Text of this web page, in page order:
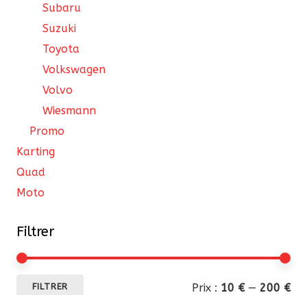
Subaru
Suzuki
Toyota
Volkswagen
Volvo
Wiesmann
Promo
Karting
Quad
Moto
Filtrer
FILTRER Prix : 10 €— 200 €